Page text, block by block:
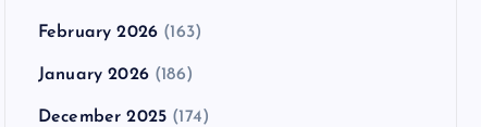
February 2026 (163)
January 2026(186)
December 2025 (174)